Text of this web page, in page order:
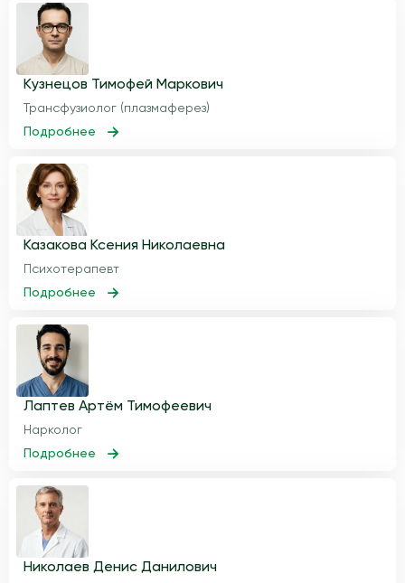
Кузнецов Тимофей Маркович
Трансфузиолог (плазмаферез)
Подробнее
Казакова Ксения Николаевна
Психотерапевт
Подробнее
Лаптев Артём Тимофеевич
Нарколог
Подробнее
Николаев Денис Данилович